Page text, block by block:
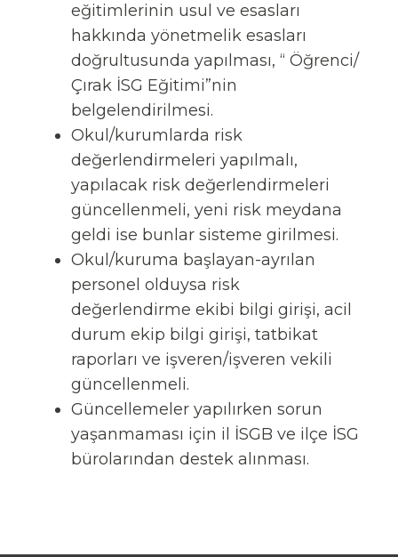
eğitimlerinin usul ve esasları
hakkında yönetmelik esasları
doğrultusunda yapılması, “ Öğrenci/
Çırak İSG Eğitimi”nin
belgelendirilmesi.
Okul/kurumlarda risk
değerlendirmeleri yapılmalı,
yapılacak risk değerlendirmeleri
güncellenmeli, yeni risk meydana
geldi ise bunlar sisteme girilmesi.
Okul/kuruma başlayan-ayrılan
personel olduysa risk
değerlendirme ekibi bilgi girişi, acil
durum ekip bilgi girişi, tatbikat
raporları ve işveren/işveren vekili
güncellenmeli.
Güncellemeler yapılırken sorun
yaşanmaması için il İSGB ve ilçe İSG
bürolarından destek alınması.